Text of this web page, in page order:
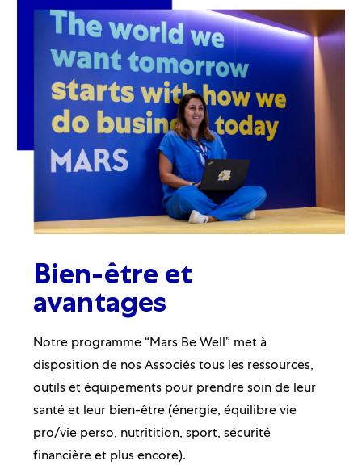
Bien-être et
avantages
Notre programme “Mars Be Well” met à
disposition de nos Associés tous les ressources,
outils et équipements pour prendre soin de leur
santé et leur bien-être (énergie, équilibre vie
pro/vie perso, nutritition, sport, sécurité
financière et plus encore).